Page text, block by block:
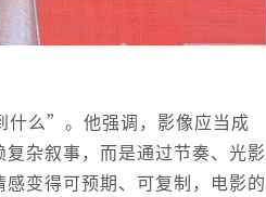
么”。他强调，影像应当成
杂叙事，而是通过节奏、光影
变得可预期、可复制，电影的